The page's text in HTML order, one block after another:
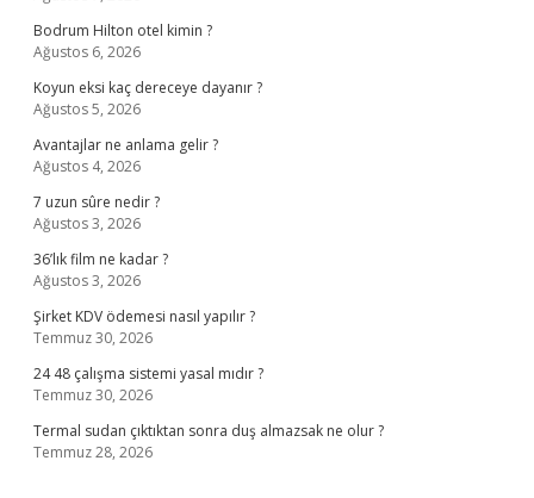
Bodrum Hilton otel kimin ?
Ağustos 6, 2026
Koyun eksi kaç dereceye dayanır ?
Ağustos 5, 2026
Avantajlar ne anlama gelir ?
Ağustos 4, 2026
7 uzun sûre nedir ?
Ağustos 3, 2026
36’lık film ne kadar ?
Ağustos 3, 2026
Şirket KDV ödemesi nasıl yapılır ?
Temmuz 30, 2026
24 48 çalışma sistemi yasal mıdır ?
Temmuz 30, 2026
Termal sudan çıktıktan sonra duş almazsak ne olur ?
Temmuz 28, 2026